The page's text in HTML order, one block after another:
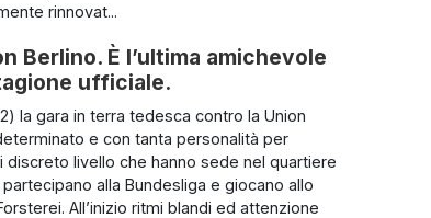
rinnovat...
Berlino. È l’ultima amichevole
ufficiale.
la gara in terra tedesca contro la Union
e con tanta personalità per
discreto livello che hanno sede nel quartiere
alla Bundesliga e giocano allo
All’inizio ritmi blandi ed attenzione